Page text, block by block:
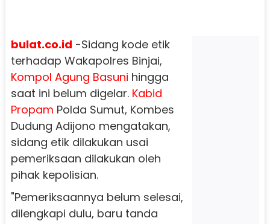
bulat.co.id -Sidang kode etik
terhadap Wakapolres Binjai,
Kompol Agung Basuni hingga
saat ini belum digelar. Kabid
Propam Polda Sumut, Kombes
Dudung Adijono mengatakan,
sidang etik dilakukan usai
pemeriksaan dilakukan oleh
pihak kepolisian.
"Pemeriksaannya belum selesai,
dilengkapi dulu, baru tanda